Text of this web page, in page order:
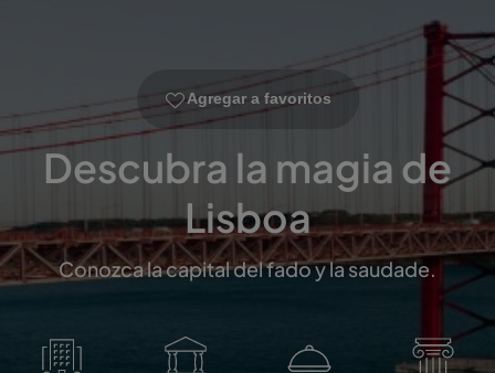
Agregar a favoritos
Descubra la magia de
Lisboa
Conozca la capital del fado y la saudade.